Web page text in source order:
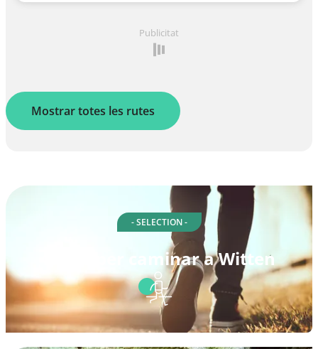
Publicitat
Mostrar totes les rutes
- SELECTION -
Rutes per caminar a Witten